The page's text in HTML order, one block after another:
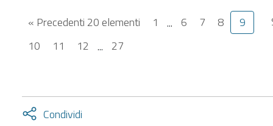
« Precedenti 20 elementi 1 ... 6 7 8
9
10
11 12 ... 27
Condividi
Attiva